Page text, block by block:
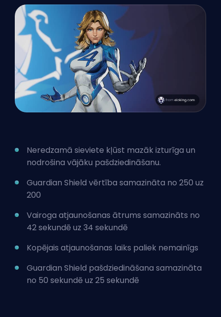
Neredzamā sieviete kļūst mazāk izturīga un
nodrošina vājāku pašdziedināšanu.
Guardian Shield vērtība samazināta no 250 uz
200
Vairoga atjaunošanas ātrums samazināts no
42 sekundē uz 34 sekundē
Kopējais atjaunošanas laiks paliek nemainīgs
Guardian Shield pašdziedināšana samazināta
no 50 sekundē uz 25 sekundē